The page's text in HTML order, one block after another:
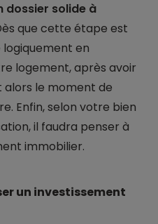
dossier solide à
que cette étape est
en
logement, après avoir
alors le moment de
Enfin, selon votre bien
il faudra penser à
immobilier.
un investissement